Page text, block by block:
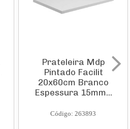
Prateleira Mdp
Pintado Facilit
20x60cm Branco
Espessura 15mm...
Código: 263893